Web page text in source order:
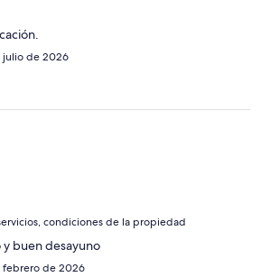
julio de 2026
condiciones de la propiedad
buen desayuno
febrero de 2026